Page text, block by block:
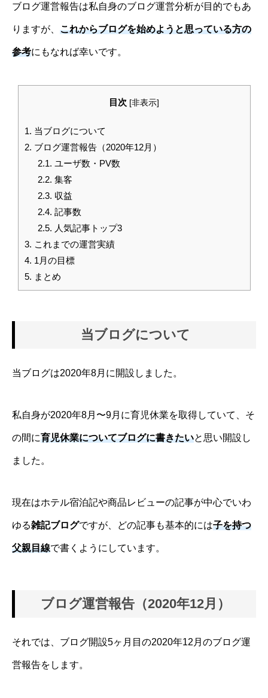
ブログ運営報告は私自身のブログ運営分析が目的でもあ
りますが、 これからブログを始めようと思っている方の
参考にもなれば幸いです。
目次 [非表示]
1. 当ブログについて
2. ブログ運営報告（2020年12月）
2.1. ユーザ数・PV数
2.2. 集客
2.3. 収益
2.4. 記事数
2.5. 人気記事トップ3
3. これまでの運営実績
4. 1月の目標
5. まとめ
当ブログについて
当ブログは2020年8月に開設しました。
私自身が2020年8月〜9月に育児休業を取得していて、そ
の間に育児休業についてブログに書きたいと思い開設し
ました。
現在はホテル宿泊記や商品レビューの記事が中心でいわ
ゆる雑記ブログですが、どの記事も基本的には子を持つ
父親目線で書くようにしています。
ブログ運営報告（2020年12月）
それでは、ブログ開設5ヶ月目の2020年12月のブログ運
営報告をします。